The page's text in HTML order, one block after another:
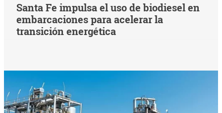
Santa Fe impulsa el uso de biodiesel en
embarcaciones para acelerar la
transición energética